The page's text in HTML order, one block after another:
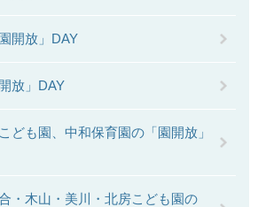
開放」DAY
放」DAY
ども園、中和保育園の「園開放」
・木山・美川・北房こども園の